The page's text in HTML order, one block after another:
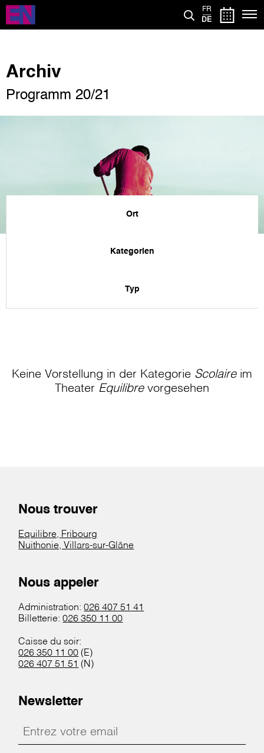
Direkt
zum
Inhalt
FR
DE
Archiv
Programm 20/21
Ort
Kategorien
Typ
Keine Vorstellung in der Kategorie Scolaireim
Theater Equilibrevorgesehen
Nous trouver
Equilibre, Fribourg
Nuithonie, Villars-sur-Glâne
Nous appeler
Administration:026 407 51 41
Billetterie:026 350 11 00
Caisse du soir:
026 350 11 00 (E)
026 407 51 51 (N)
Newsletter